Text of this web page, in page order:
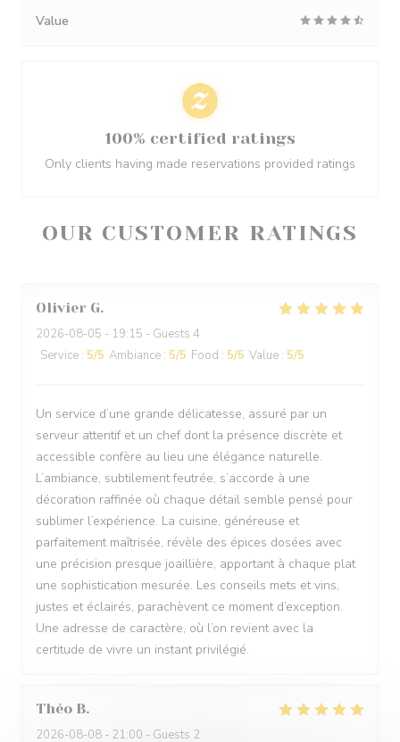
OUR CUSTOMER RATINGS
Olivier G
2026-08-05 - 19:15 - Guests 4
Service : 5/5 Ambiance : 5/5 Food : 5/5 Value : 5/5
Un service d’une grande délicatesse, assuré par un
serveur attentif et un chef dont la présence discrète et
accessible confère au lieu une élégance naturelle.
L’ambiance, subtilement feutrée, s’accorde à une
décoration raffinée où chaque détail semble pensé pour
sublimer l’expérience. La cuisine, généreuse et
parfaitement maîtrisée, révèle des épices dosées avec
une précision presque joaillière, apportant à chaque plat
une sophistication mesurée. Les conseils mets et vins,
justes et éclairés, parachèvent ce moment d’exception.
Une adresse de caractère, où l’on revient avec la
certitude de vivre un instant privilégié.
Théo B
2026-08-08 - 21:00 - Guests 2
Value
100% certified ratings
Only clients having made reservations provided ratings